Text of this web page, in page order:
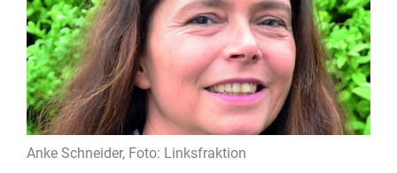
Anke Schneider, Foto: Linksfraktion